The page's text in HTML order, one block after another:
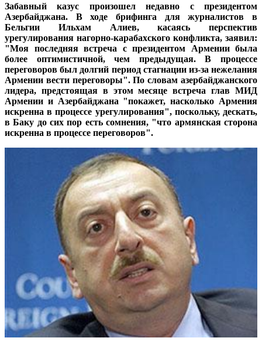
Забавный казус произошел недавно с президентом
Азербайджана. В ходе брифинга для журналистов в
Бельгии Ильхам Алиев, касаясь перспектив
урегулирования нагорно-карабахского конфликта, заявил:
"Моя последняя встреча с президентом Армении была
более оптимистичной, чем предыдущая. В процессе
переговоров был долгий период стагнации из-за нежелания
Армении вести переговоры". По словам азербайджанского
лидера, предстоящая в этом месяце встреча глав МИД
Армении и Азербайджана "покажет, насколько Армения
искренна в процессе урегулирования", поскольку, дескать,
в Баку до сих пор есть сомнения, "что армянская сторона
искренна в процессе переговоров".